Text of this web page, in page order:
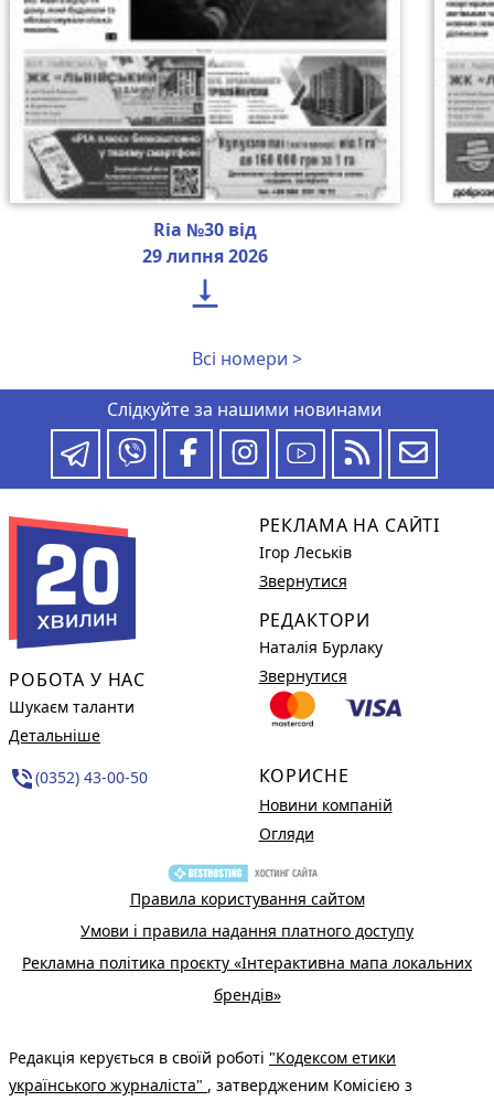
Ria №30 від
29 липня 2026

Всі номери >
Слідкуйте за нашими новинами
РОБОТА У НАС
Шукаєм таланти
Детальніше
phone_in_talk(0352) 43-00-50
РЕКЛАМА НА САЙТІ
Ігор Леськів
Звернутися
РЕДАКТОРИ
Наталія Бурлаку
Звернутися
КОРИСНЕ
Новини компаній
Огляди
Правила користування сайтом
Умови і правила надання платного доступу
Рекламна політика проєкту «Інтерактивна мапа локальних
брендів»
Редакція керується в своїй роботі "Кодексом етики
українського журналіста" , затвердженим Комісією з